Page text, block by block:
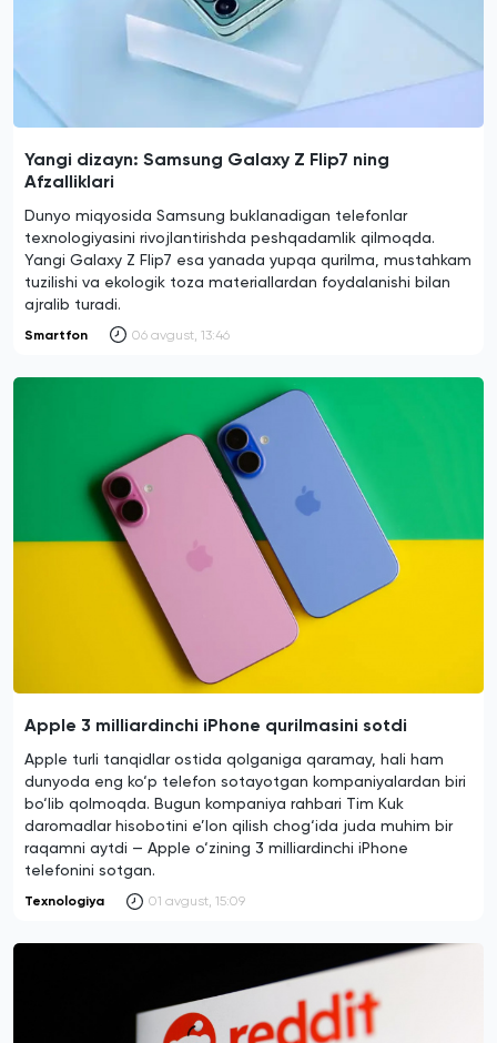
Yangi dizayn: Samsung Galaxy Z Flip7 ning
Afzalliklari
Dunyo miqyosida Samsung buklanadigan telefonlar
texnologiyasini rivojlantirishda peshqadamlik qilmoqda.
Yangi Galaxy Z Flip7 esa yanada yupqa qurilma, mustahkam
tuzilishi va ekologik toza materiallardan foydalanishi bilan
ajralib turadi.
Smartfon 06 avgust, 13:46
Apple 3 milliardinchi iPhone qurilmasini sotdi
Apple turli tanqidlar ostida qolganiga qaramay, hali ham
dunyoda eng ko‘p telefon sotayotgan kompaniyalardan biri
bo‘lib qolmoqda. Bugun kompaniya rahbari Tim Kuk
daromadlar hisobotini e’lon qilish chog‘ida juda muhim bir
raqamni aytdi — Apple o‘zining 3 milliardinchi iPhone
telefonini sotgan.
Texnologiya 01 avgust, 15:09